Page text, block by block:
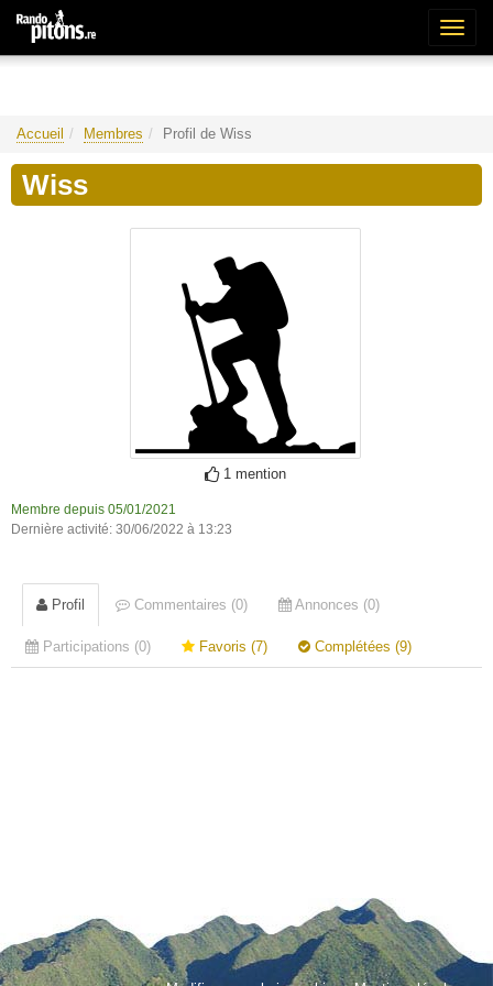
Accueil Membres Profil de Wiss
Wiss
1 mention
Membre depuis 05/01/2021
Dernière activité: 30/06/2022 à 13:23
Profil Commentaires (0) Annonces (0)
Participations (0) Favoris (7) Complétées (9)